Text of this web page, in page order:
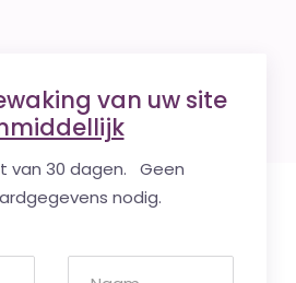
van uw site
van 30 dagen. Geen
nodig.